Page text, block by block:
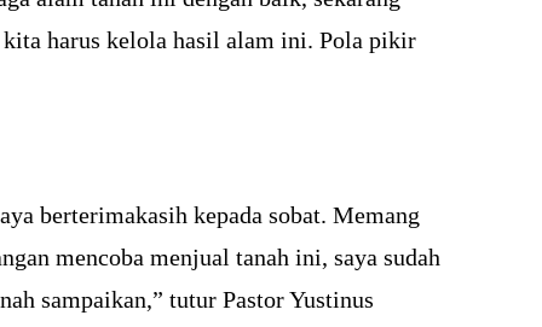
kita harus kelola hasil alam ini. Pola pikir
berterimakasih kepada sobat. Memang
mencoba menjual tanah ini, saya sudah
sampaikan,” tutur Pastor Yustinus